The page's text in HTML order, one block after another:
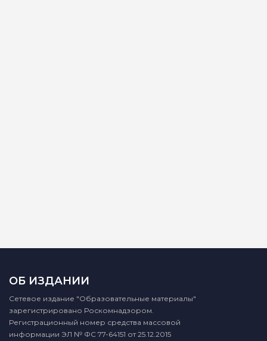
ОБ ИЗДАНИИ
Сетевое издание "Образовательные материалы"
зарегистрировано Роскомнадзором.
Регистрационный номер средства массовой
информации ЭЛ № ФС 77-64151 от 25.12.2015